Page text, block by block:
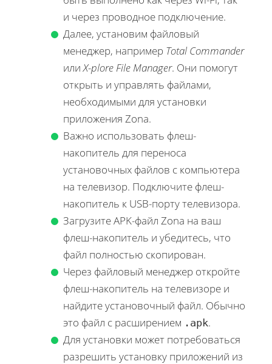
и через проводное подключение.
Далее, установим файловый
менеджер, например Total Commander
илиX-plore File Manager. Они помогут
открыть и управлять файлами,
необходимыми для установки
приложения Zona.
Важно использовать флеш-
накопитель для переноса
установочных файлов с компьютера
на телевизор. Подключите флеш-
накопитель к USB-порту телевизора.
Загрузите APK-файл Zona на ваш
флеш-накопитель и убедитесь, что
файл полностью скопирован.
Через файловый менеджер откройте
флеш-накопитель на телевизоре и
найдите установочный файл. Обычно
это файл с расширением .apk.
Для установки может потребоваться
разрешить установку приложений из